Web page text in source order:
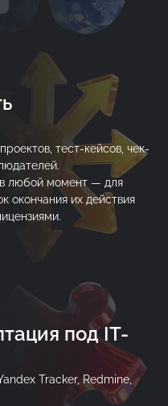
тест-кейсов, чек-
любой момент — для
окончания их действия
под IT-
Tracker, Redmine,